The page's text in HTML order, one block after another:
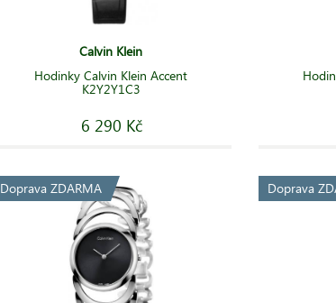
Calvin Klein
Hodinky Calvin Klein Accent
K2Y2Y1C3
6 290 Kč
Doprava ZDARMA Doprava